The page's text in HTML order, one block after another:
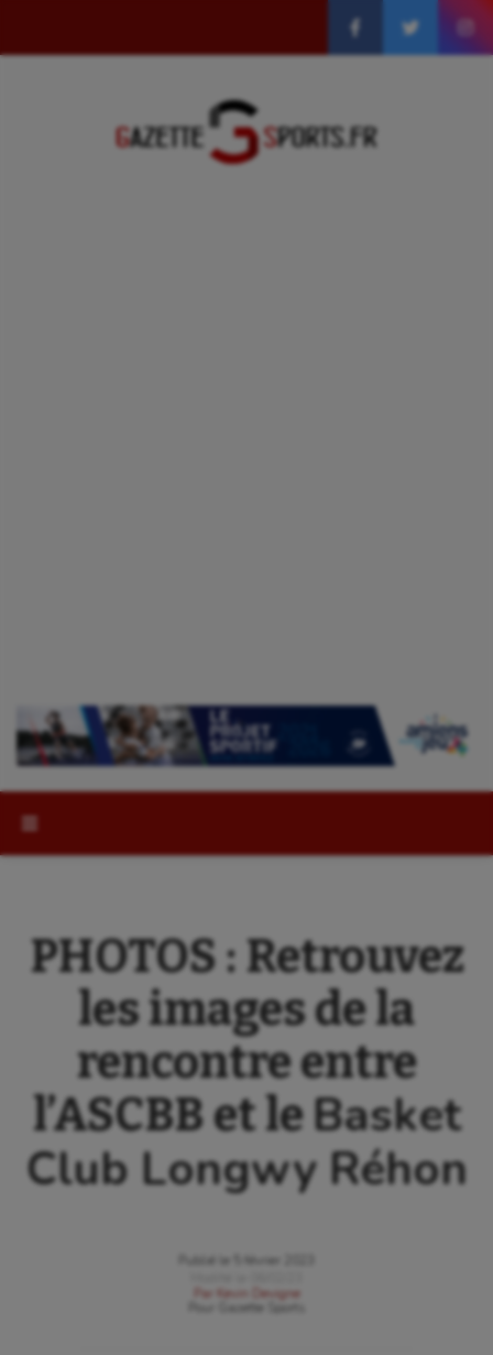
PHOTOS : Retrouvez
les images de la
rencontre entre
l’ASCBB et leBasket
Club Longwy Réhon
Publié le
5 février 2023
Par
Kevin Devigne
Gazette Sports